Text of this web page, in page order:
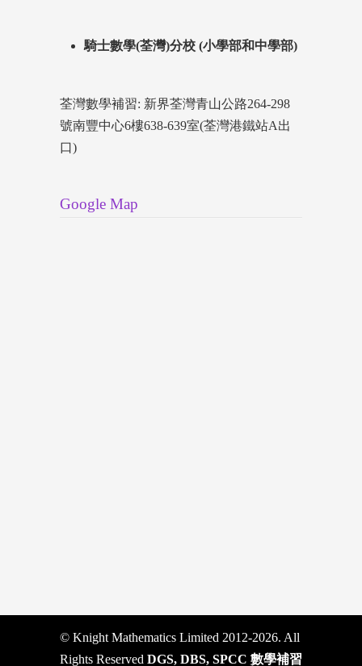
騎士數學(荃灣)分校 (小學部和中學部)
荃灣數學補習: 新界荃灣青山公路264-298
號南豐中心6樓638-639室(荃灣港鐵站A出
口)
Google Map
© Knight Mathematics Limited 2012-2026. All
Rights Reserved DGS, DBS, SPCC 數學補習